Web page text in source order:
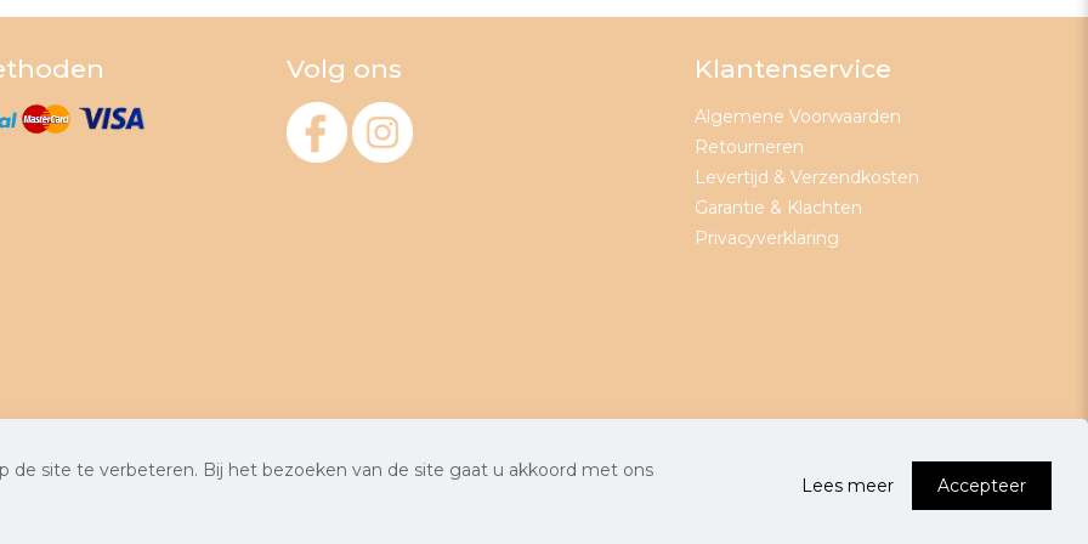
Volg ons Klantenservice
Algemene Voorwaarden
Retourneren
Levertijd & Verzendkosten
Garantie & Klachten
Privacyverklaring
de site te verbeteren. Bij het bezoeken van de site gaat u akkoord met ons
Lees meer Accepteer